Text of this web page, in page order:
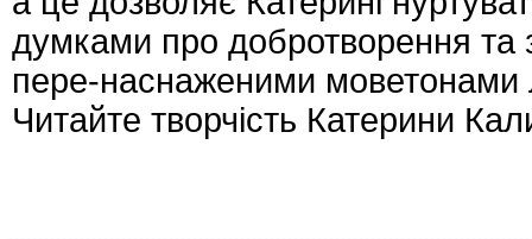
думками про добротворення та
пере-наснаженими моветонами
Читайте творчість Катерини